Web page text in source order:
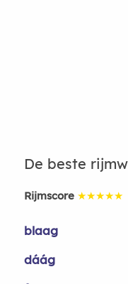
De beste
Rijmscore ★★★★★
blaag
dáág